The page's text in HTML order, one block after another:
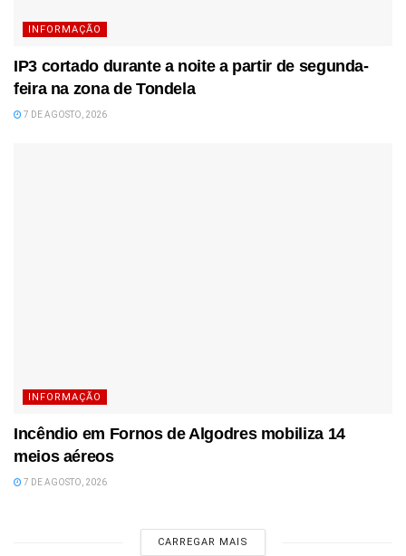
INFORMAÇÃO
IP3 cortado durante a noite a partir de segunda-
feira na zona de Tondela
7 DE AGOSTO, 2026
INFORMAÇÃO
Incêndio em Fornos de Algodres mobiliza 14
meios aéreos
7 DE AGOSTO, 2026
CARREGAR MAIS